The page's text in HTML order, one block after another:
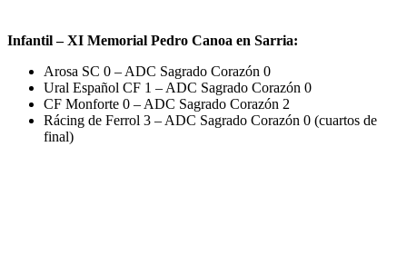
Infantil – XI Memorial Pedro Canoa en Sarria:
Arosa SC 0 – ADC Sagrado Corazón 0
Ural Español CF 1 – ADC Sagrado Corazón 0
CF Monforte 0 – ADC Sagrado Corazón 2
Rácing de Ferrol 3 – ADC Sagrado Corazón 0 (cuartos de
final)